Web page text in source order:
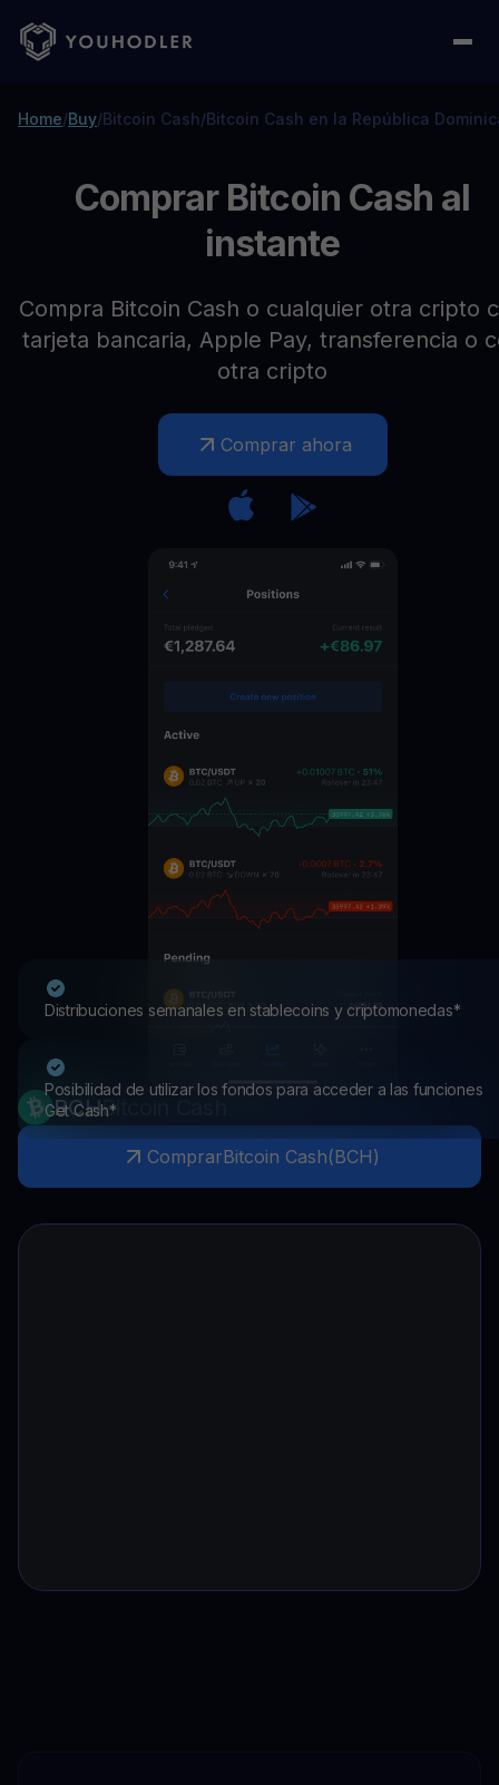
Home/Buy/Bitcoin Cash/Bitcoin Cash en la República
Comprar Bitcoin Cash al
instante
Compra Bitcoin Cash o cualquier otra cripto
tarjeta bancaria, Apple Pay, transferencia o
otra cripto
Comprar ahora
Distribuciones semanales en stablecoins y criptomonedas*
Posibilidad de utilizar los fondos para acceder a las funciones
Get Cash*
BCHBitcoin Cash
ComprarBitcoin Cash(BCH)